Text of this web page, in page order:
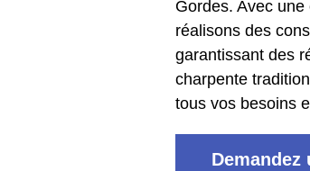
Gordes. Avec une
réalisons des
garantissant des
charpente
tous vos besoins
Demandez